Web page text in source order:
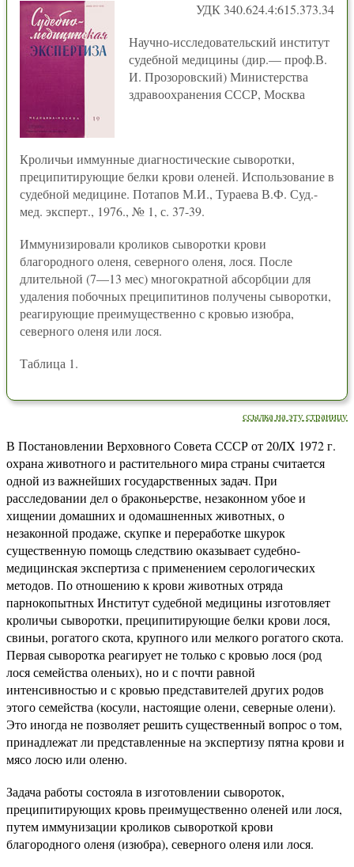
УДК 340.624.4:615.373.34
Научно-исследовательский институт
судебной медицины (дир.— проф.В.
И. Прозоровский) Министерства
здравоохранения СССР, Москва
Кроличьи иммунные диагностические сыворотки,
преципитирующие белки крови оленей. Использование в
судебной медицине. Потапов М.И., Тураева В.Ф. Суд.-
мед. эксперт., 1976., № 1, с. 37-39.
Иммунизировали кроликов сыворотки крови
благородного оленя, северного оленя, лося. После
длительной (7—13 мес) многократной абсорбции для
удаления побочных преципитинов получены сыворотки,
реагирующие преимущественно с кровью изюбра,
северного оленя или лося.
Таблица 1.
ссылка на эту страницу
В Постановлении Верховного Совета СССР от 20/IX 1972 г.
охрана животного и растительного мира страны считается
одной из важнейших государственных задач. При
расследовании дел о браконьерстве, незаконном убое и
хищении домашних и одомашненных животных, о
незаконной продаже, скупке и переработке шкурок
существенную помощь следствию оказывает судебно-
медицинская экспертиза с применением серологических
методов. По отношению к крови животных отряда
парнокопытных Институт судебной медицины изготовляет
кроличьи сыворотки, преципитирующие белки крови лося,
свиньи, рогатого скота, крупного или мелкого рогатого скота.
Первая сыворотка реагирует не только с кровью лося (род
лося семейства оленьих), но и с почти равной
интенсивностью и с кровью представителей других родов
этого семейства (косули, настоящие олени, северные олени).
Это иногда не позволяет решить существенный вопрос о том,
принадлежат ли представленные на экспертизу пятна крови и
мясо лосю или оленю.
Задача работы состояла в изготовлении сывороток,
преципитирующих кровь преимущественно оленей или лося,
путем иммунизации кроликов сывороткой крови
благородного оленя (изюбра), северного оленя или лося.